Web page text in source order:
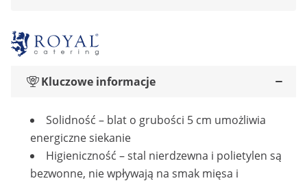
Kluczowe informacje
Solidność – blat o grubości 5 cm umożliwia
energiczne siekanie
Higieniczność – stal nierdzewna i polietylen są
bezwonne, nie wpływają na smak mięsa i